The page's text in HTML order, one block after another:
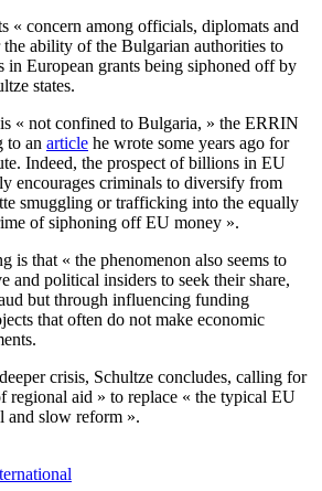
« concern among officials, diplomats and
ability of the Bulgarian authorities to
in European grants being siphoned off by
states.
« not confined to Bulgaria, » the ERRIN
to an article he wrote some years ago for
Indeed, the prospect of billions in EU
encourages criminals to diversify from
smuggling or trafficking into the equally
of siphoning off EU money ».
is that « the phenomenon also seems to
and political insiders to seek their share,
but through influencing funding
that often do not make economic
crisis, Schultze concludes, calling for
regional aid » to replace « the typical EU
and slow reform ».